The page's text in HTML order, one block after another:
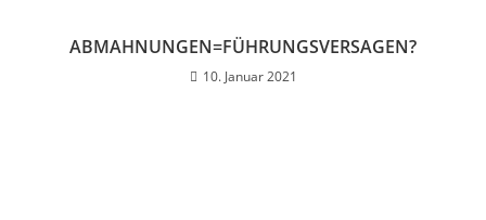
ABMAHNUNGEN=FÜHRUNGSVERSAGEN?
10. Januar 2021